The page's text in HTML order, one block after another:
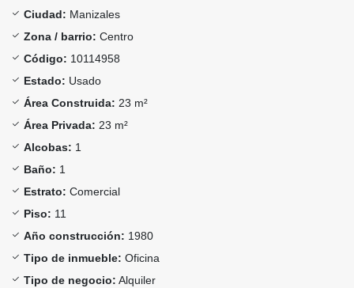
Ciudad: Manizales
Zona / barrio: Centro
Código: 10114958
Estado: Usado
Área Construida: 23 m²
Área Privada: 23 m²
Alcobas: 1
Baño: 1
Estrato: Comercial
Piso: 11
Año construcción: 1980
Tipo de inmueble: Oficina
Tipo de negocio: Alquiler